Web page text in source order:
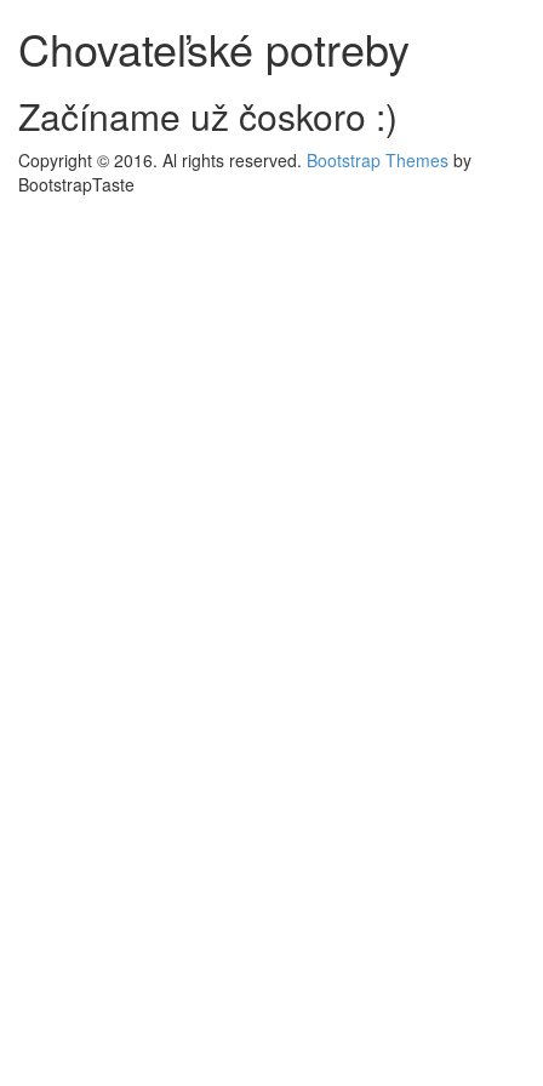
Chovateľské potreby
Začíname už čoskoro :)
Copyright © 2016. Al rights reserved. Bootstrap Themes by
BootstrapTaste